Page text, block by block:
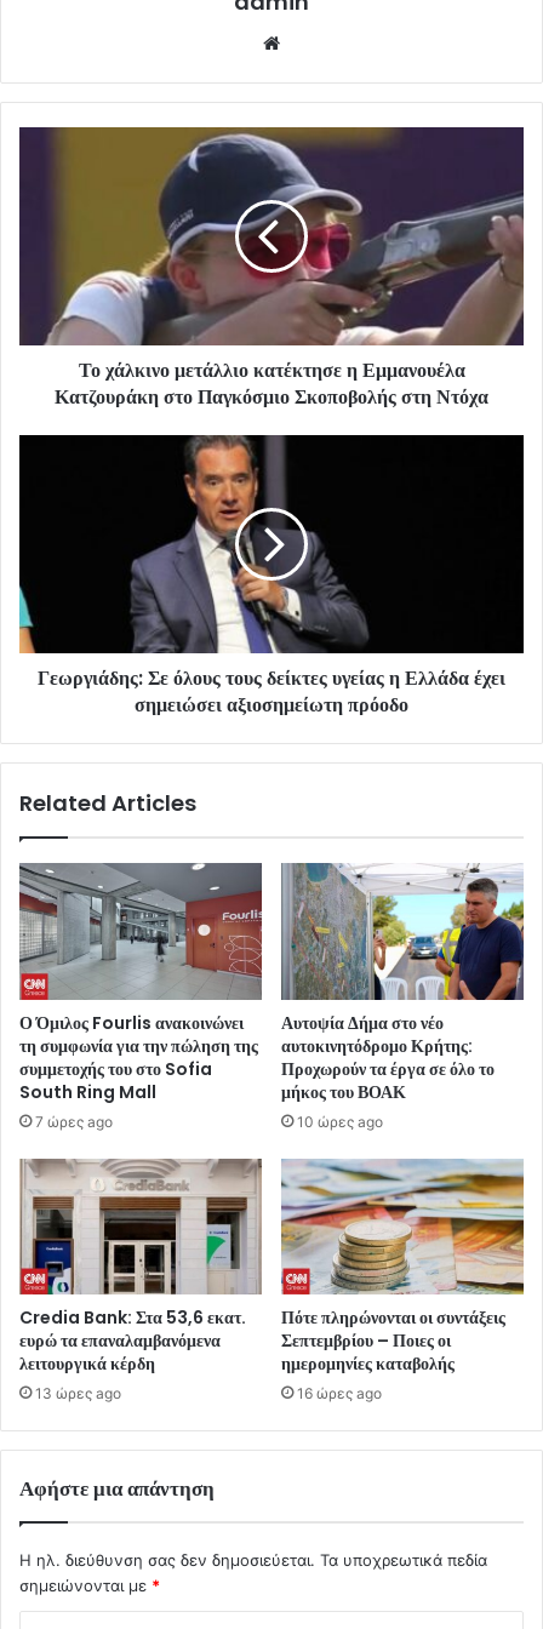
Το χάλκινο μετάλλιο κατέκτησε η Εμμανουέλα
Κατζουράκη στο Παγκόσμιο Σκοποβολής στη Ντόχα
Γεωργιάδης: Σε όλους τους δείκτες υγείας η Ελλάδα έχει
σημειώσει αξιοσημείωτη πρόοδο
Related Articles
Ο Όμιλος Fourlis ανακοινώνει
τη συμφωνία για την πώληση της
συμμετοχής του στο Sofia
South Ring Mall
7 ώρες ago
Αυτοψία Δήμα στο νέο
αυτοκινητόδρομο Κρήτης:
Προχωρούν τα έργα σε όλο το
μήκος του ΒΟΑΚ
10 ώρες ago
Credia Bank: Στα 53,6 εκατ.
ευρώ τα επαναλαμβανόμενα
λειτουργικά κέρδη
13 ώρες ago
Πότε πληρώνονται οι συντάξεις
Σεπτεμβρίου – Ποιες οι
ημερομηνίες καταβολής
16 ώρες ago
Αφήστε μια απάντηση
Η ηλ. διεύθυνση σας δεν δημοσιεύεται. Τα υποχρεωτικά πεδία
σημειώνονται με *